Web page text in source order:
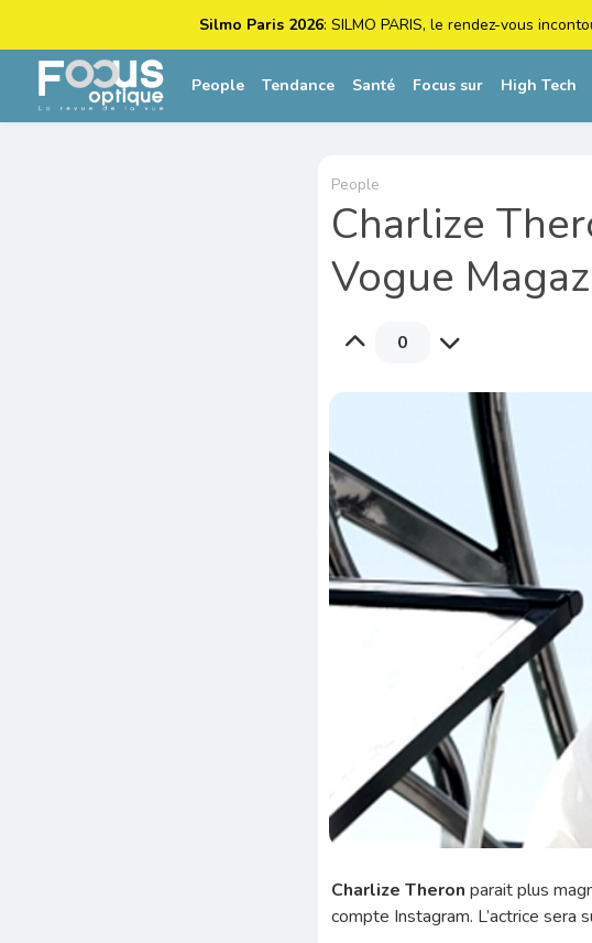
Silmo Paris 2026: SILMO PARIS, le rendez-vous
People Tendance Santé Focus sur High Tech
People
Charlize
Vogue
0
Charlize Theron parait plus
compte Instagram. L’actrice sera